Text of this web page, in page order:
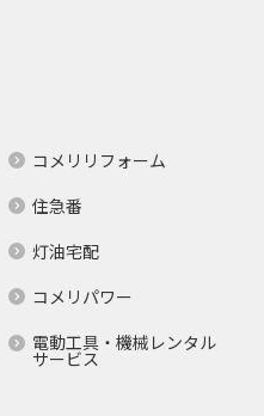
コメリリフォーム
住急番
灯油宅配
コメリパワー
電動工具・機械レンタル
サービス